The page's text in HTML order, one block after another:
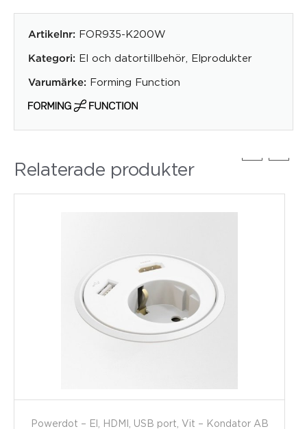
Artikelnr: FOR935-K200W
Kategori: El och datortillbehör Elprodukter
Varumärke: Forming Function
Relaterade produkter
Powerdot – El, HDMI, USB port, Vit – Kondator AB